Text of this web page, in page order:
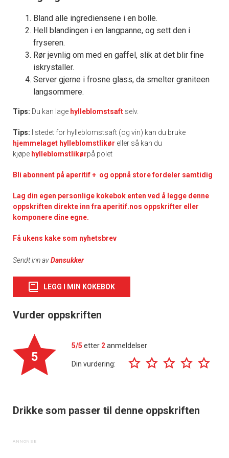
Bland alle ingrediensene i en bolle.
Hell blandingen i en langpanne, og sett den i
fryseren.
Rør jevnlig om med en gaffel, slik at det blir fine
iskrystaller.
Server gjerne i frosne glass, da smelter graniteen
langsommere.
Tips: Du kan lage hylleblomstsaft selv.
Tips:
I stedet for hylleblomstsaft (og vin) kan du bruke
hjemmelaget hylleblomstlikør eller så kan du
kjøpe hylleblomstlikørpå polet
Bli abonnent på aperitif + og oppnå store fordeler samtidig
Lag din egen personlige kokebok enten ved å legge denne
oppskriften direkte inn fra aperitif.nos oppskrifter eller
komponere dine egne.
Få ukens kake som nyhetsbrev
Sendt inn avDansukker
LEGG I MIN KOKEBOK
Vurder oppskriften
5
5/5 etter 2anmeldelser
Din vurdering:
Drikke som passer til denne oppskriften